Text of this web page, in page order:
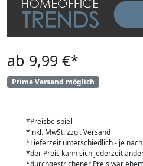
ab 9,99 €*
Prime Versand möglich
*Preisbeispiel
*inkl. MwSt. zzgl. Versand
*Lieferzeit unterschiedlich - je
*der Preis kann sich jederzeit